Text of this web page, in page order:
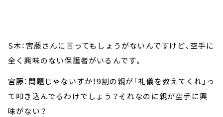
S木：宮藤さんに言ってもしょうがないんですけど、空手に
全く興味のない保護者がいるんです。
宮藤：問題じゃないすか！9割の親が「礼儀を教えてくれ」っ
て叩き込んでるわけでしょう？それなのに親が空手に興
味がない？